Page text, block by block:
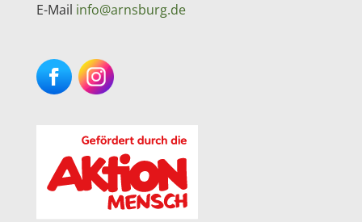
E-Mail info@arnsburg.de